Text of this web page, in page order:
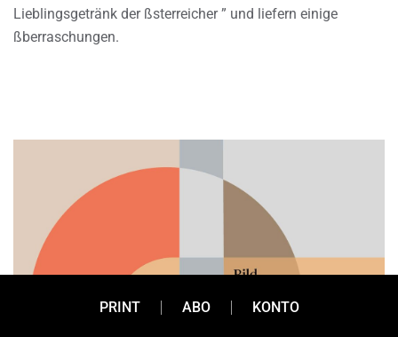
Lieblingsgetränk der ßsterreicher ” und liefern einige
ßberraschungen.
PRINT ABO KONTO